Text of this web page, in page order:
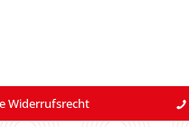
Widerrufsrecht